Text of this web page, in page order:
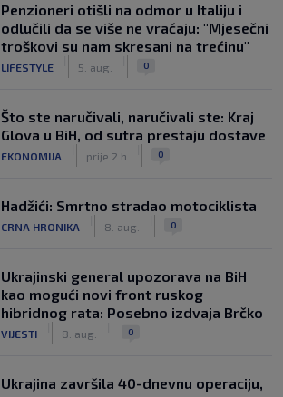
Penzioneri otišli na odmor u Italiju i
odlučili da se više ne vraćaju: "Mjesečni
troškovi su nam skresani na trećinu"
LIFESTYLE 5. aug. 0
Što ste naručivali, naručivali ste: Kraj
Glova u BiH, od sutra prestaju dostave
EKONOMIJA prije 2 h 0
Hadžići: Smrtno stradao motociklista
CRNA HRONIKA 8. aug. 0
Ukrajinski general upozorava na BiH
kao mogući novi front ruskog
hibridnog rata: Posebno izdvaja Brčko
VIJESTI 8. aug. 0
Ukrajina završila 40-dnevnu operaciju,